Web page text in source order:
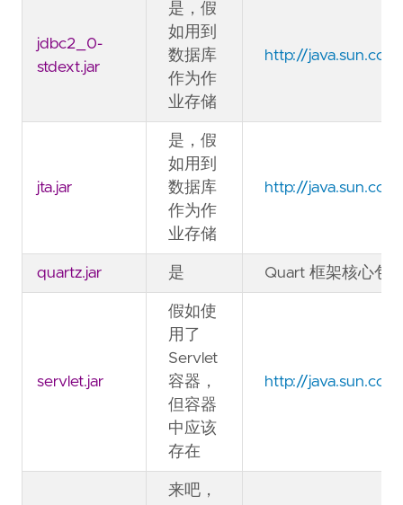
jdbc2_0-
stdext.jar
是，假
如用到
数据库
作为作
业存储
http://
jta.jar
是，假
如用到
数据库
作为作
业存储
http://
quartz.jar 是 Quart 框架核心包
servlet.jar
假如使
用了
Servlet
容器，
但容器
中应该
存在
http://
来吧，